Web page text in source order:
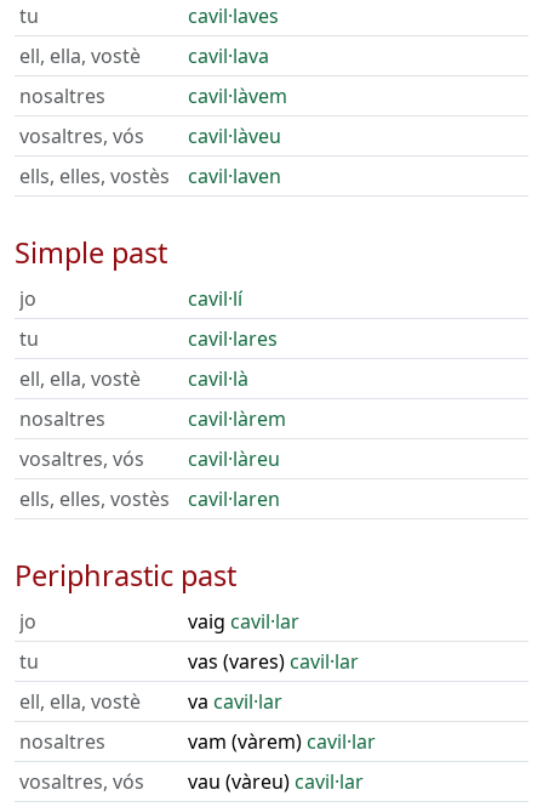
tu
cavil·laves
ell, ella, vostè
cavil·lava
nosaltres
cavil·làvem
vosaltres, vós
cavil·làveu
ells, elles, vostès
cavil·laven
Simple past
jo
cavil·lí
tu
cavil·lares
ell, ella, vostè
cavil·là
nosaltres
cavil·làrem
vosaltres, vós
cavil·làreu
ells, elles, vostès
cavil·laren
Periphrastic past
jo vaig cavil·lar
tu
vas (vares)cavil·lar
ell, ella, vostè
va cavil·lar
nosaltres
vam (vàrem)cavil·lar
vosaltres, vós
vau (vàreu)cavil·lar